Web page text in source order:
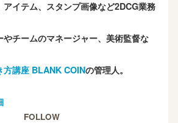
イテム、スタンプ画像など2DCG業務
やチームのマネージャー、美術監督な
方講座 BLANK COINの管理人。
FOLLOW